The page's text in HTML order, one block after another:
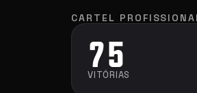
CARTEL
75
VITÓRIAS